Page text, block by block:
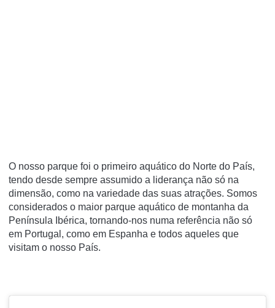
O nosso parque foi o primeiro aquático do Norte do País,
tendo desde sempre assumido a liderança não só na
dimensão, como na variedade das suas atrações. Somos
considerados o maior parque aquático de montanha da
Península Ibérica, tornando-nos numa referência não só
em Portugal, como em Espanha e todos aqueles que
visitam o nosso País.